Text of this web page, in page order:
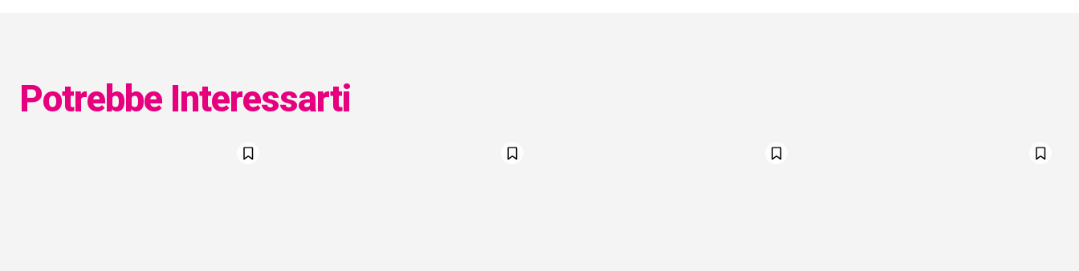
Potrebbe Interessarti